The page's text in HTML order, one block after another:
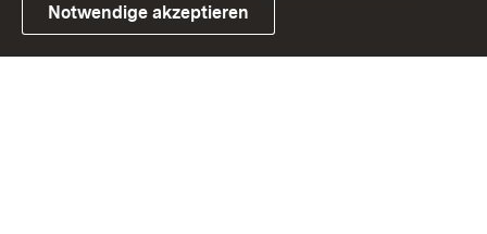
Link zum Landesportal
Notwendige akzeptieren